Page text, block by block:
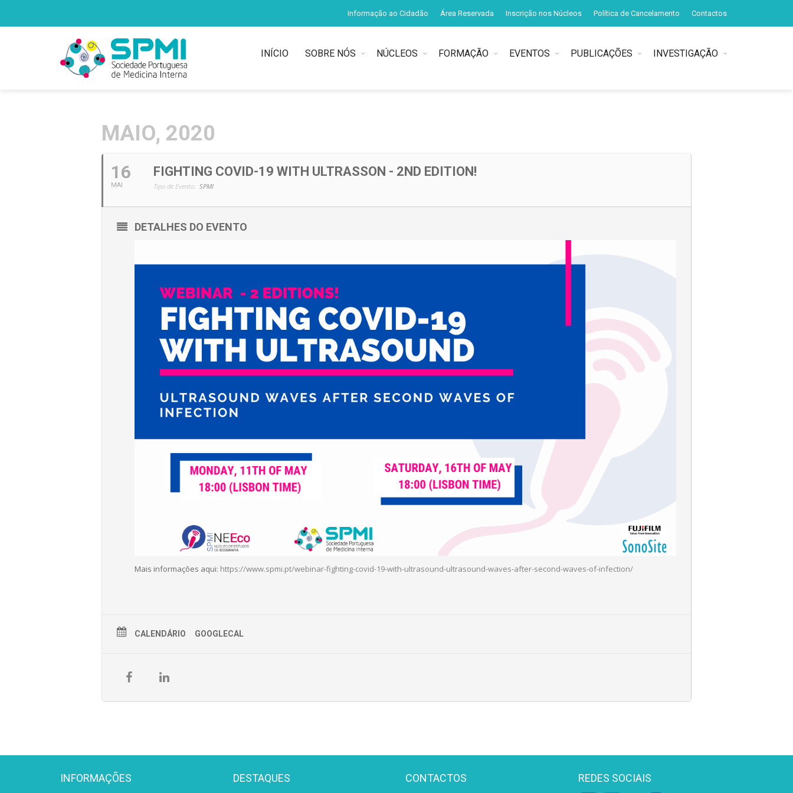
Informação ao Cidadão Área Reservada Inscrição nos Núcleos Política de Cancelamento Contactos
INÍCIO SOBRE NÓS NÚCLEOS FORMAÇÃO EVENTOS PUBLICAÇÕES INVESTIGAÇÃO
MAIO, 2020
16
MAI
FIGHTING COVID-19 WITH ULTRASSON - 2ND EDITION!
Tipo de Evento: SPMI
DETALHES DO EVENTO
Mais informações aqui: https://www.spmi.pt/webinar-fighting-covid-19-with-ultrasound-ultrasound-waves-after-second-waves-of-infection/
CALENDÁRIO GOOGLECAL
INFORMAÇÕES DESTAQUES CONTACTOS REDES SOCIAIS